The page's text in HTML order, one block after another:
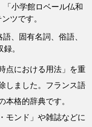
「小学館ロベール仏和
ツです。
、固有名詞、俗語、
。
点における用法」を重
しました。フランス語
本格的辞典です。
モンド」や雑誌などに